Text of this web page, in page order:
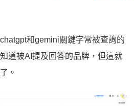
和gemini關鍵字常被查詢的
道被AI提及回答的品牌，但這就
。